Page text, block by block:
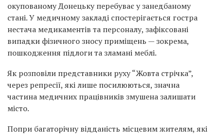
окупованому Донецьку перебуває у занедбаному
стані. У медичному закладі спостерігається гостра
нестача медикаментів та персоналу, зафіксовані
випадки фізичного зносу приміщень — зокрема,
пошкодження підлоги та зламані меблі.
Як розповіли представники руху “Жовта стрічка”,
через репресії, які лише посилюються, значна
частина медичних працівників змушена залишати
місто.
Попри багаторічну відданість місцевим жителям, які